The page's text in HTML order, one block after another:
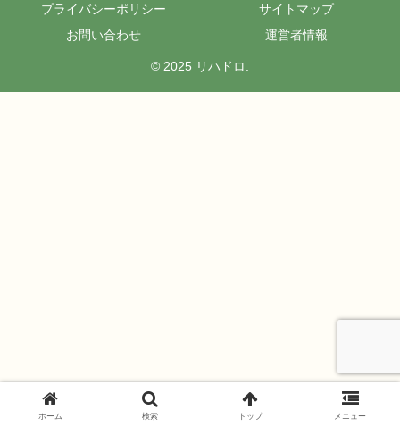
プライバシーポリシー
サイトマップ
お問い合わせ
運営者情報
© 2025 リハドロ.
ホーム 検索 トップ メニュー